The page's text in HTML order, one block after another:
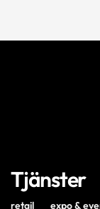
Tjänster
retail expo &